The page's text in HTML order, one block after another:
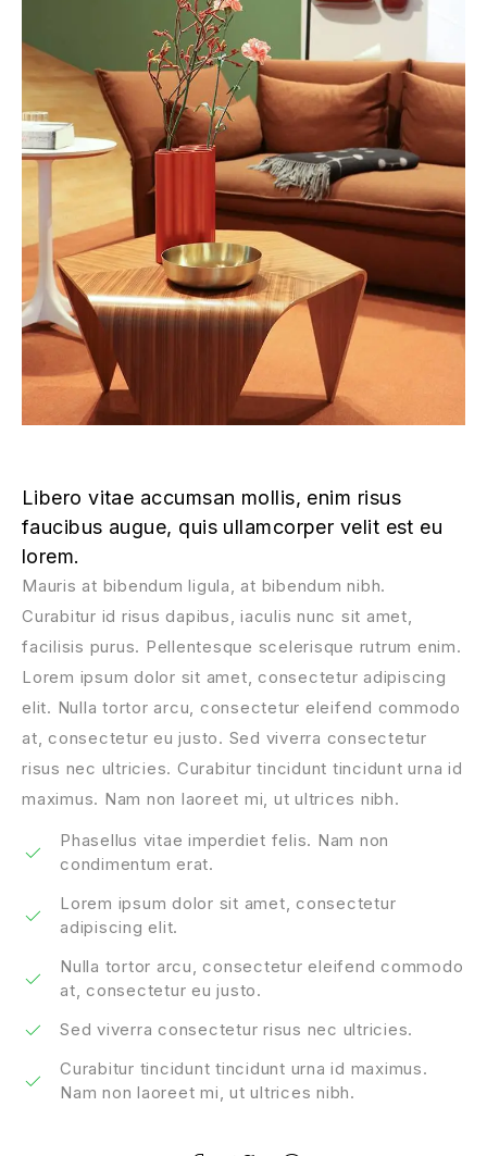
Libero vitae accumsan mollis, enim risus
faucibus augue, quis ullamcorper velit est eu
lorem.
Mauris at bibendum ligula, at bibendum nibh.
Curabitur id risus dapibus, iaculis nunc sit amet,
facilisis purus. Pellentesque scelerisque rutrum enim.
Lorem ipsum dolor sit amet, consectetur adipiscing
elit. Nulla tortor arcu, consectetur eleifend commodo
at, consectetur eu justo. Sed viverra consectetur
risus nec ultricies. Curabitur tincidunt tincidunt urna id
maximus. Nam non laoreet mi, ut ultrices nibh.
Phasellus vitae imperdiet felis. Nam non
condimentum erat.
Lorem ipsum dolor sit amet, consectetur
adipiscing elit.
Nulla tortor arcu, consectetur eleifend commodo
at, consectetur eu justo.
Sed viverra consectetur risus nec ultricies.
Curabitur tincidunt tincidunt urna id maximus.
Nam non laoreet mi, ut ultrices nibh.